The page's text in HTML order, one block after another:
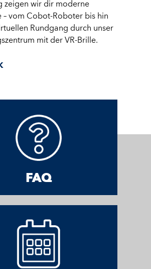
zeigen wir dir moderne
– vom Cobot-Roboter bis hin
Rundgang durch unser
mit der VR-Brille.
FAQ